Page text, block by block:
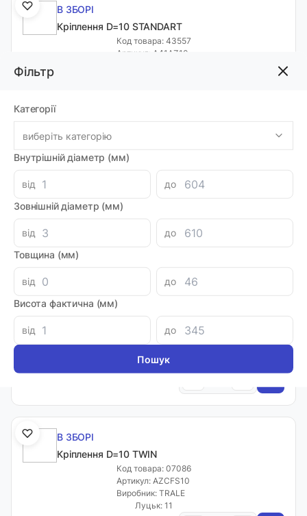
Фільтр
Категорії
виберіть категорію
Внутрішній діаметр (мм)
від
до
Зовнішній діаметр (мм)
від
до
Товщина (мм)
від
до
Висота фактична (мм)
від до
В ЗБОРІ
Кріплення D=10 STANDART
Код товара: 43557
Артикул: A41AZ10
В ЗБОРІ
Кріплення D=10 STANDART
Код товара: 07082
Артикул: A41AZ10
Виробник: TRALE
Луцьк: 8
В ЗБОРІ
Кріплення D=10 TWIN
Код товара: 58274
Виробник: TRALE
Луцьк: 10
В ЗБОРІ
Кріплення D=10 TWIN
Код товара: 07086
Артикул: AZCFS10
Виробник: TRALE
Луцьк: 11